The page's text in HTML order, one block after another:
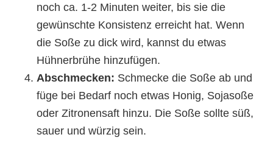
noch ca. 1-2 Minuten weiter, bis sie die
gewünschte Konsistenz erreicht hat. Wenn
die Soße zu dick wird, kannst du etwas
Hühnerbrühe hinzufügen.
Abschmecken: Schmecke die Soße ab und
füge bei Bedarf noch etwas Honig, Sojasoße
oder Zitronensaft hinzu. Die Soße sollte süß,
sauer und würzig sein.